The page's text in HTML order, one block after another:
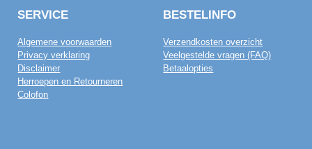
SERVICE
Algemene voorwaarden
Privacy verklaring
Disclaimer
Herroepen en Retourneren
Colofon
BESTELINFO
Verzendkosten overzicht
Veelgestelde vragen (FAQ)
Betaalopties